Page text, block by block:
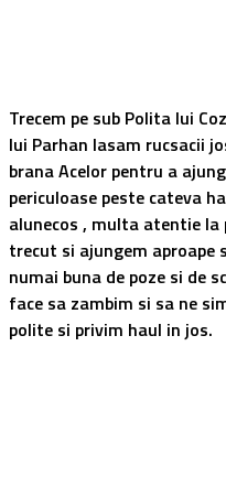
Trecem pe sub Polita lui
lui Parhan lasam rucsacii
brana Acelor pentru a
periculoase peste cateva
alunecos , multa atentie la
trecut si ajungem aproape
numai buna de poze si de
face sa zambim si sa ne
polite si privim haul in jos.